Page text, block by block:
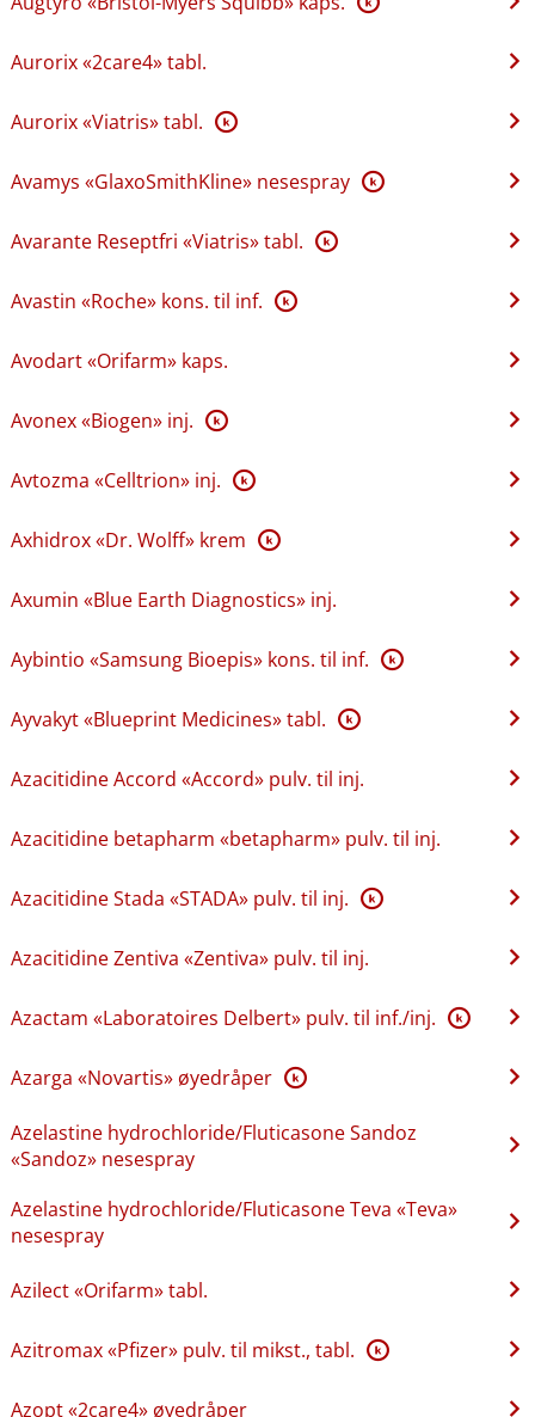
Aurorix «2care4» tabl.
Aurorix «Viatris» tabl. K
Avamys «GlaxoSmithKline» nesespray K
Avarante Reseptfri «Viatris» tabl. K
Avastin «Roche» kons. til inf. K
Avodart «Orifarm» kaps.
Avonex «Biogen» inj. K
Avtozma «Celltrion» inj. K
Axhidrox «Dr. Wolff» krem K
Axumin «Blue Earth Diagnostics» inj.
Aybintio «Samsung Bioepis» kons. til inf. K
Ayvakyt «Blueprint Medicines» tabl. K
Azacitidine Accord «Accord» pulv. til inj.
Azacitidine betapharm «betapharm» pulv. til inj.
Azacitidine Stada «STADA» pulv. til inj. K
Azacitidine Zentiva «Zentiva» pulv. til inj.
Azactam «Laboratoires Delbert» pulv. til inf.​/​inj. K
Azarga «Novartis» øyedråper K
Azelastine hydrochloride​/​Fluticasone Sandoz
«Sandoz» nesespray
Azelastine hydrochloride​/​Fluticasone Teva «Teva»
nesespray
Azilect «Orifarm» tabl.
Azitromax «Pfizer» pulv. til mikst., tabl. K
Azopt «2care4» øyedråper